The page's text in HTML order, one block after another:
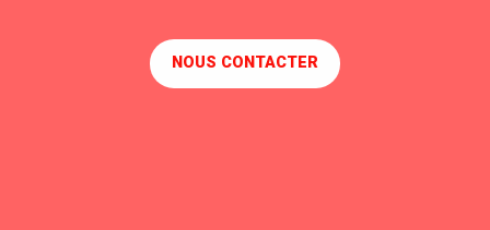
NOUS CONTACTER